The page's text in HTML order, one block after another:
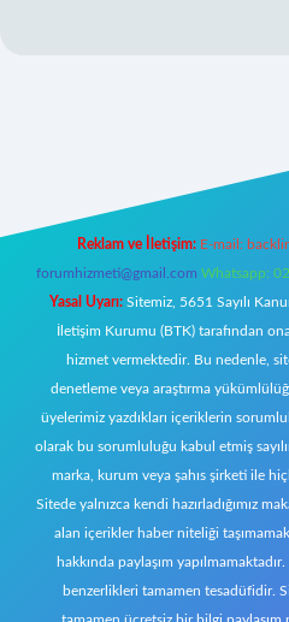
Reklam ve İletişim: E-mail:
forumhizmeti@gmail.com Whatsapp:
Yasal Uyarı: Sitemiz, 5651 Sayılı
İletişim Kurumu (BTK) tarafından
hizmet vermektedir. Bu nedenle,
denetleme veya araştırma
üyelerimiz yazdıkları içeriklerin
olarak bu sorumluluğu kabul etmiş
marka, kurum veya şahıs şirketi ile
Sitede yalnızca kendi hazırladığımız
alan içerikler haber niteliği
hakkında paylaşım
benzerlikleri tamamen tesadüfidir.